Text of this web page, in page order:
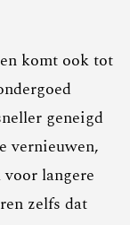
komt ook tot
geneigd
vernieuwen,
langere
zelfs dat